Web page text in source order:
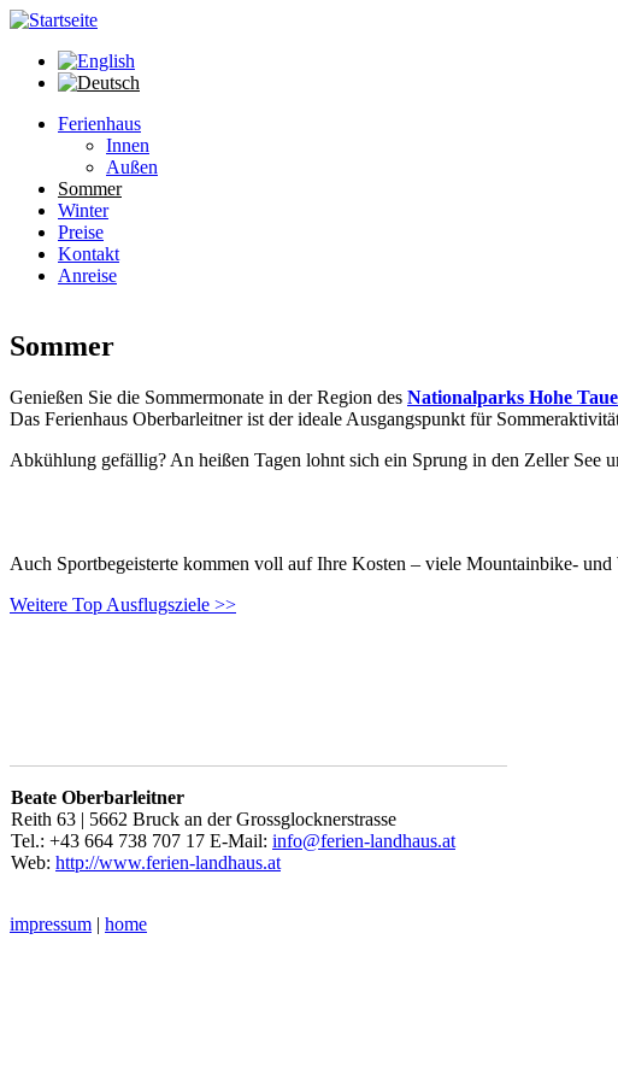
Direkt zum Inhalt
Ferienhaus
Innen
Außen
Sommer
Winter
Preise
Kontakt
Anreise
Sommer
Genießen Sie die Sommermonate in der Region des Nationalparks Hohe
Das Ferienhaus Oberbarleitner ist der ideale Ausgangspunkt für
Abkühlung gefällig? An heißen Tagen lohnt sich ein Sprung in den Zeller See
Auch Sportbegeisterte kommen voll auf Ihre Kosten – viele Mountainbike-
Weitere Top Ausflugsziele >>
Beate Oberbarleitner
Reith 63 | 5662 Bruck an der Grossglocknerstrasse
Tel.: +43 664 738 707 17 E-Mail: info@ferien-landhaus.at
Web: http://www.ferien-landhaus.at
impressum | home